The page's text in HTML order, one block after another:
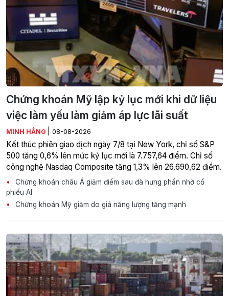
Chứng khoán Mỹ lập kỷ lục mới khi dữ liệu
việc làm yếu làm giảm áp lực lãi suất
MINH HẰNG 08-08-2026
Kết thúc phiên giao dịch ngày 7/8 tại New York, chỉ số S&P
500 tăng 0,6% lên mức kỷ lục mới là 7.757,64 điểm. Chỉ số
công nghệ Nasdaq Composite tăng 1,3% lên 26.690,62 điểm.
Chứng khoán châu Á giảm điểm sau đà hưng phấn nhờ cổ
phiếu AI
Chứng khoán Mỹ giảm do giá năng lượng tăng mạnh